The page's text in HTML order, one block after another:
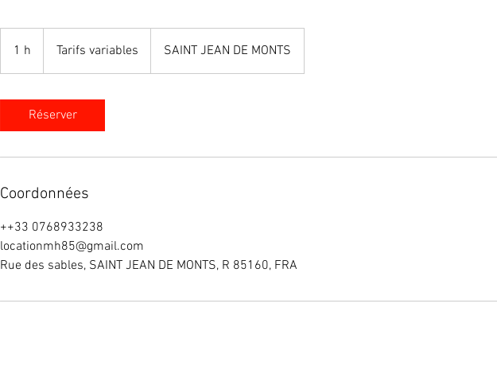
1 h Tarifs variables SAINT JEAN DE MONTS
Réserver
Coordonnées
++33 0768933238
locationmh85@gmail.com
Rue des sables, SAINT JEAN DE MONTS, R 85160, FRA